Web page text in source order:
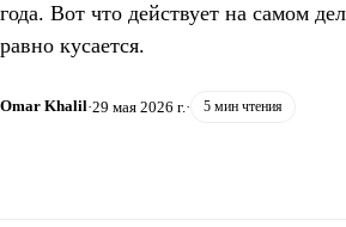
года. Вот что действует на самом
равно кусается.
Omar Khalil·29 мая 2026 г. · 5 мин чтения